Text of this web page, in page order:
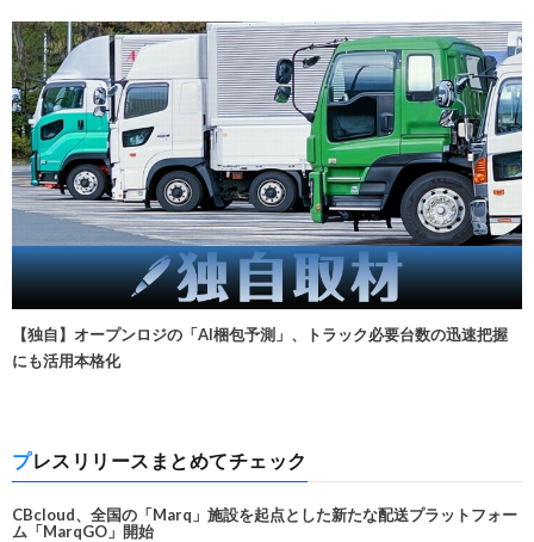
【独自】オープンロジの「AI梱包予測」、トラック必要台数の迅速把握
にも活用本格化
プレスリリースまとめてチェック
CBcloud、全国の「Marq」施設を起点とした新たな配送プラットフォー
ム「MarqGO」開始